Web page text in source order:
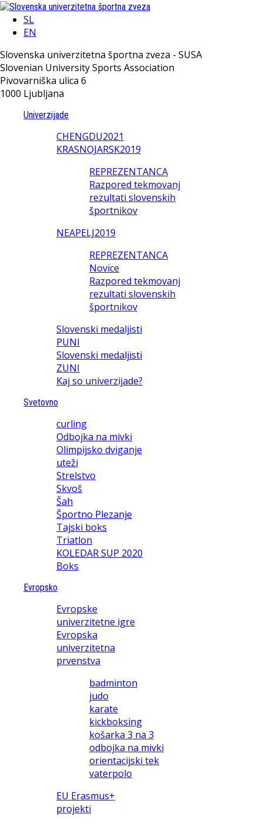
SL
EN
Slovenska univerzitetna športna zveza - SUSA
Slovenian University Sports Association
Pivovarniška ulica 6
1000 Ljubljana
Univerzijade
CHENGDU2021
KRASNOJARSK2019
REPREZENTANCA
Razpored tekmovanj
rezultati slovenskih
športnikov
NEAPELJ2019
REPREZENTANCA
Novice
Razpored tekmovanj
rezultati slovenskih
športnikov
Slovenski medaljisti
PUNI
Slovenski medaljisti
ZUNI
Kaj so univerzijade?
Svetovno
curling
Odbojka na mivki
Olimpijsko dviganje
uteži
Strelstvo
Skvoš
Šah
Športno Plezanje
Tajski boks
Triatlon
KOLEDAR SUP 2020
Boks
Evropsko
Evropske
univerzitetne igre
Evropska
univerzitetna
prvenstva
badminton
judo
karate
kickboksing
košarka 3 na 3
odbojka na mivki
orientacijski tek
vaterpolo
EU Erasmus+
projekti